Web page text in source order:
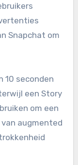
Snapchat om
10 seconden
een Story
om een
augmented